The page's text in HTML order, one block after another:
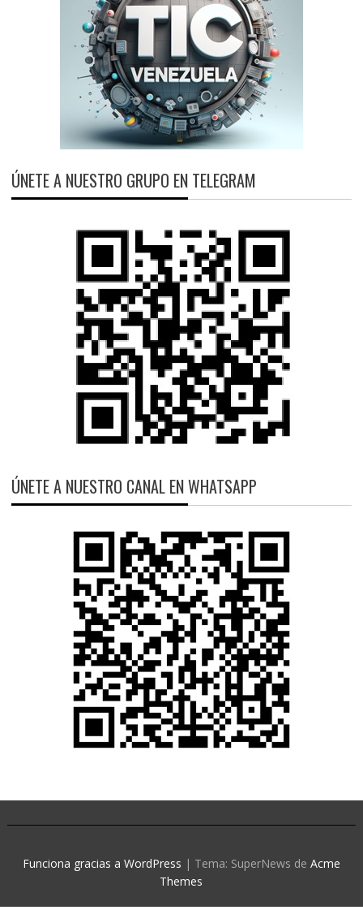
ÚNETE A NUESTRO GRUPO EN TELEGRAM
ÚNETE A NUESTRO CANAL EN WHATSAPP
Funciona gracias a WordPress | Tema: SuperNews de Acme
Themes